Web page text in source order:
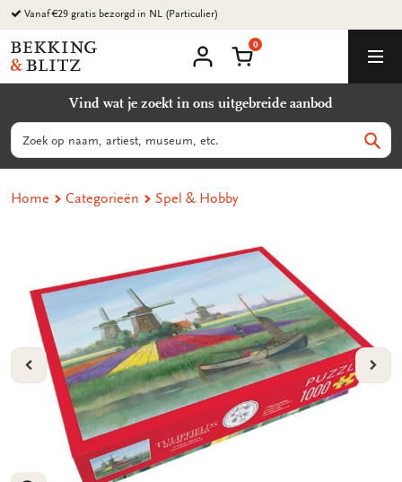
Ga
naar
content
Vanaf €29 gratis bezorgd in NL (Particulier)
Bekking
&
B.V.
account
Winkelmand
0
Vind wat je zoekt in ons uitgebreide aanbod
Zoeken
Home Categorieën Spel & Hobby
VORIGE